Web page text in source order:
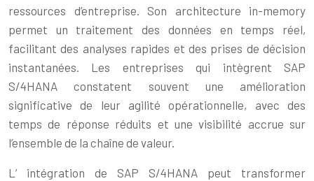
ressources d’entreprise. Son architecture in-memory
permet un traitement des données en temps réel,
facilitant des analyses rapides et des prises de décision
instantanées. Les entreprises qui intègrent SAP
S/4HANA constatent souvent une amélioration
significative de leur agilité opérationnelle, avec des
temps de réponse réduits et une visibilité accrue sur
l’ensemble de la chaîne de valeur.
L’ intégration de SAP S/4HANA peut transformer